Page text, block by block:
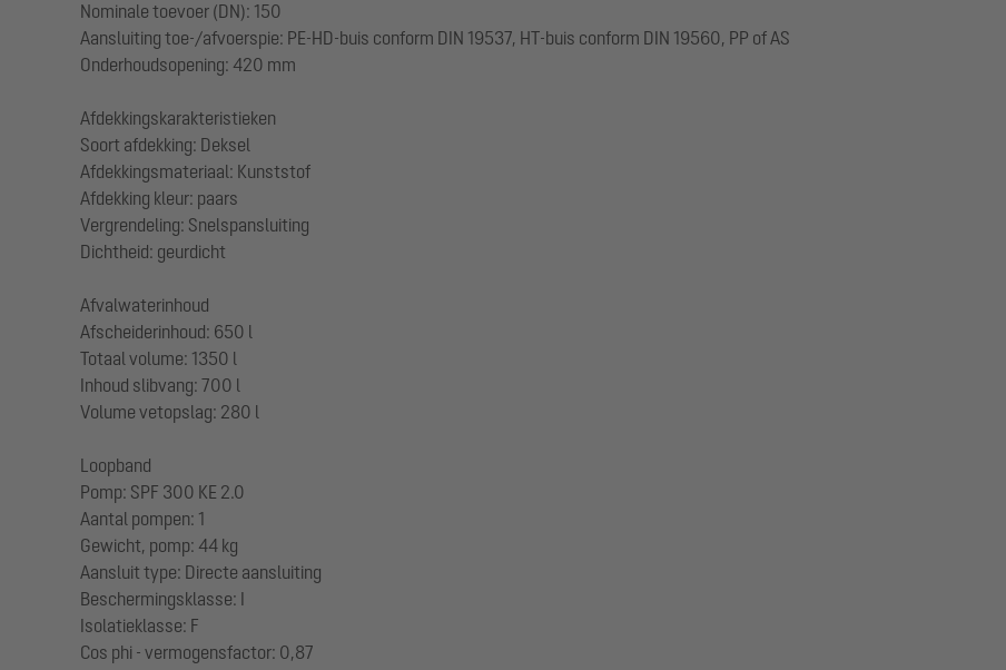
Nominale toevoer (DN): 150
Aansluiting toe-/afvoerspie: PE-HD-buis conform DIN 19537, HT-buis conform DIN 19560, PP of AS
Onderhoudsopening: 420 mm
Afdekkingskarakteristieken
Soort afdekking: Deksel
Afdekkingsmateriaal: Kunststof
Afdekking kleur: paars
Vergrendeling: Snelspansluiting
Dichtheid: geurdicht
Afvalwaterinhoud
Afscheiderinhoud: 650 l
Totaal volume: 1350 l
Inhoud slibvang: 700 l
Volume vetopslag: 280 l
Loopband
Pomp: SPF 300 KE 2.0
Aantal pompen: 1
Gewicht, pomp: 44 kg
Aansluit type: Directe aansluiting
Beschermingsklasse: I
Isolatieklasse: F
Cos phi - vermogensfactor: 0,87